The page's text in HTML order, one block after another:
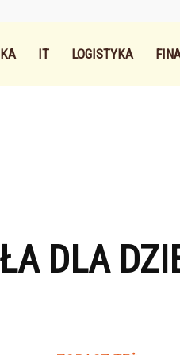
IT LOGISTYKA
DLA